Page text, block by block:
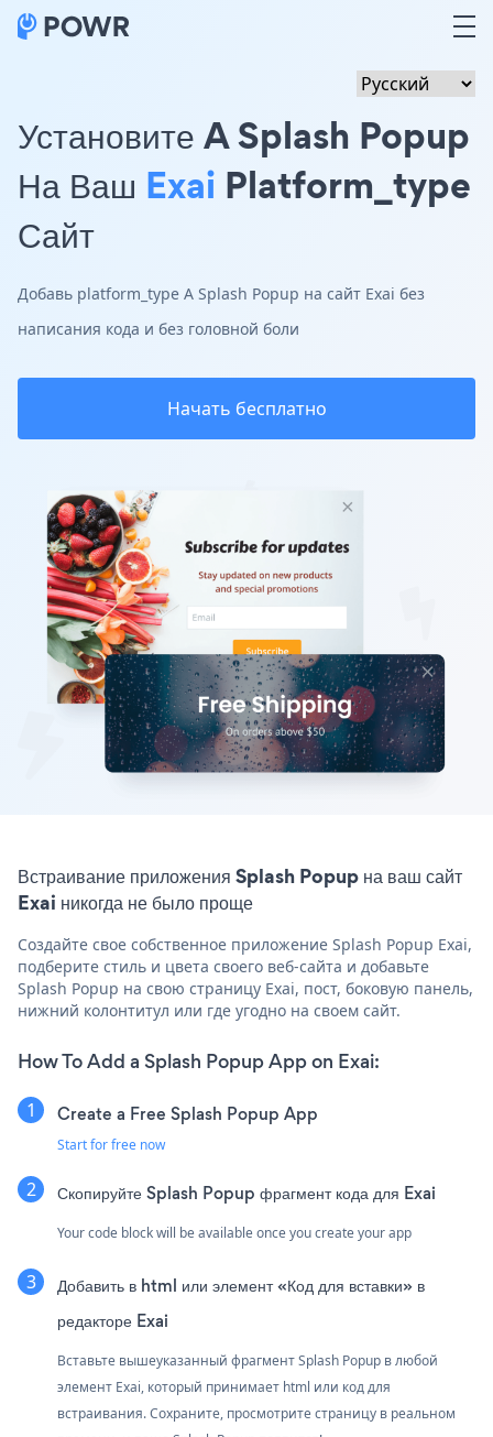
Установите A Splash Popup
На Ваш Exai Platform_type
Сайт
Добавь platform_type A Splash Popup на сайт Exai без
написания кода и без головной боли
Начать бесплатно
Встраивание приложения Splash Popup на ваш сайт
Exai никогда не было проще
Создайте свое собственное приложение Splash Popup Exai,
подберите стиль и цвета своего веб-сайта и добавьте
Splash Popup на свою страницу Exai, пост, боковую панель,
нижний колонтитул или где угодно на своем сайт.
How To Add a Splash Popup App on Exai:
Create a Free Splash Popup App
Start for free now
Скопируйте Splash Popup фрагмент кода для Exai
Your code block will be available once you create your app
Добавить в html или элемент «Код для вставки» в
редакторе Exai
Вставьте вышеуказанный фрагмент Splash Popup в любой
элемент Exai, который принимает html или код для
встраивания. Сохраните, просмотрите страницу в реальном